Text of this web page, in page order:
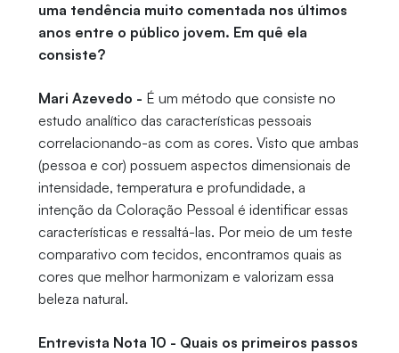
uma tendência muito comentada nos últimos
anos entre o público jovem. Em quê ela
consiste?
Mari Azevedo - É um método que consiste no
estudo analítico das características pessoais
correlacionando-as com as cores. Visto que ambas
(pessoa e cor) possuem aspectos dimensionais de
intensidade, temperatura e profundidade, a
intenção da Coloração Pessoal é identificar essas
características e ressaltá-las. Por meio de um teste
comparativo com tecidos, encontramos quais as
cores que melhor harmonizam e valorizam essa
beleza natural.
Entrevista Nota 10 - Quais os primeiros passos